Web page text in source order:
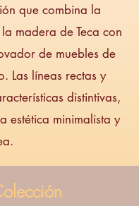
que combina la
madera de Teca con
de muebles de
Las líneas rectas y
distintivas,
estética minimalista y